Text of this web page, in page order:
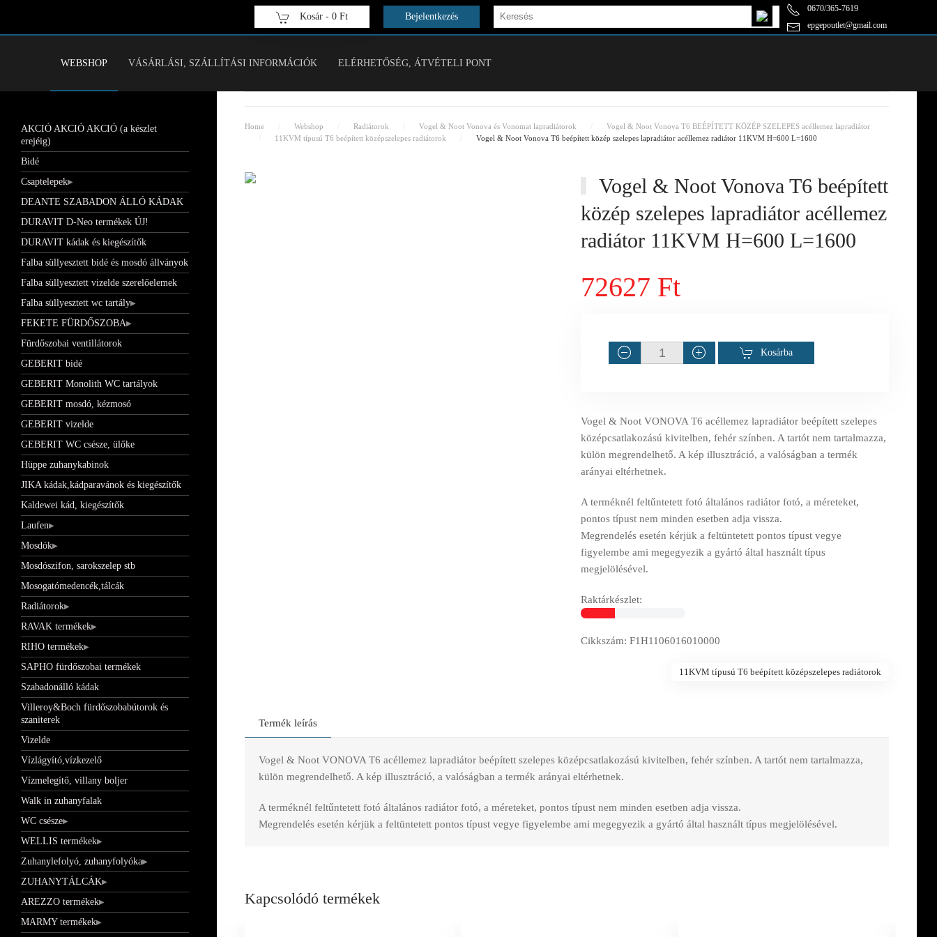
Fő tartalom átugrása
Kosár - 0 Ft Bejelentkezés
0670/365-7619
epgepoutlet@gmail.com
WEBSHOP VÁSÁRLÁSI, SZÁLLÍTÁSI INFORMÁCIÓK ELÉRHETŐSÉG, ÁTVÉTELI PONT
Home Webshop Radiátorok Vogel & Noot Vonova és Vonomat lapradiátorok
Vogel & Noot Vonova T6 BEÉPÍTETT KÖZÉP SZELEPES acéllemez lapradiátor
11KVM típusú T6 beépített középszelepes radiátorok
Vogel & Noot Vonova T6 beépített közép szelepes lapradiátor acéllemez radiátor 11KVM H=600 L=1600
Vogel & Noot Vonova T6 beépített
közép szelepes lapradiátor acéllemez
radiátor 11KVM H=600 L=1600
72627 Ft
Kosárba
Vogel & Noot VONOVA T6 acéllemez lapradiátor beépített szelepes
középcsatlakozású kivitelben, fehér színben. A tartót nem tartalmazza,
külön megrendelhető. A kép illusztráció, a valóságban a termék
arányai eltérhetnek.
A terméknél feltűntetett fotó általános radiátor fotó, a méreteket,
pontos típust nem minden esetben adja vissza.
Megrendelés esetén kérjük a feltüntetett pontos típust vegye
figyelembe ami megegyezik a gyártó által használt típus
megjelölésével.
Raktárkészlet:
Cikkszám: F1H1106016010000
11KVM típusú T6 beépített középszelepes radiátorok
Termék leírás
Vogel & Noot VONOVA T6 acéllemez lapradiátor beépített szelepes középcsatlakozású kivitelben, fehér színben. A tartót nem tartalmazza,
külön megrendelhető. A kép illusztráció, a valóságban a termék arányai eltérhetnek.
A terméknél feltűntetett fotó általános radiátor fotó, a méreteket, pontos típust nem minden esetben adja vissza.
Megrendelés esetén kérjük a feltüntetett pontos típust vegye figyelembe ami megegyezik a gyártó által használt típus megjelölésével.
Kapcsolódó termékek
AKCIÓ AKCIÓ AKCIÓ (a készlet
erejéig)
Bidé
Csaptelepek
DEANTE SZABADON ÁLLÓ KÁDAK
DURAVIT D-Neo termékek ÚJ!
DURAVIT kádak és kiegészítők
Falba süllyesztett bidé és mosdó állványok
Falba süllyesztett vizelde szerelőelemek
Falba süllyesztett wc tartály
FEKETE FÜRDŐSZOBA
Fürdőszobai ventillátorok
GEBERIT bidé
GEBERIT Monolith WC tartályok
GEBERIT mosdó, kézmosó
GEBERIT vizelde
GEBERIT WC csésze, ülőke
Hüppe zuhanykabinok
JIKA kádak,kádparavánok és kiegészítők
Kaldewei kád, kiegészítők
Laufen
Mosdók
Mosdószifon, sarokszelep stb
Mosogatómedencék,tálcák
Radiátorok
RAVAK termékek
RIHO termékek
SAPHO fürdőszobai termékek
Szabadonálló kádak
Villeroy&Boch fürdőszobabútorok és
szaniterek
Vizelde
Vízlágyító,vízkezelő
Vízmelegítő, villany boljer
Walk in zuhanyfalak
WC csésze
WELLIS termékek
Zuhanylefolyó, zuhanyfolyóka
ZUHANYTÁLCÁK
AREZZO termékek
MARMY termékek